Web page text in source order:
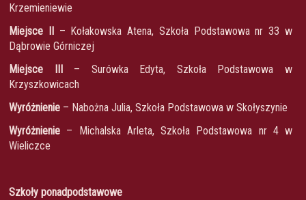
Krzemieniewie
Miejsce II– Kołakowska Atena, Szkoła Podstawowa nr 33 w
Dąbrowie Górniczej
Miejsce III– Surówka Edyta, Szkoła Podstawowa w
Krzyszkowicach
Wyróżnienie – Nabożna Julia, Szkoła Podstawowa w Skołyszynie
Wyróżnienie – Michalska Arleta, Szkoła Podstawowa nr 4 w
Wieliczce
Szkoły ponadpodstawowe